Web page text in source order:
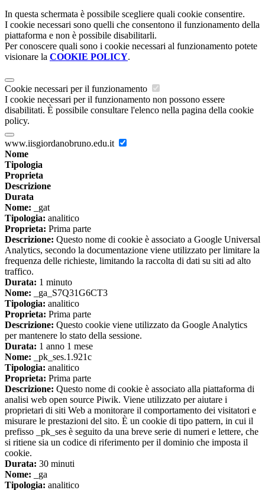
In questa schermata è possibile scegliere quali cookie consentire.
I cookie necessari sono quelli che consentono il funzionamento della
piattaforma e non è possibile disabilitarli.
Per conoscere quali sono i cookie necessari al funzionamento potete
visionare la COOKIE POLICY.
Cookie necessari per il funzionamento
I cookie necessari per il funzionamento non possono essere
disabilitati. È possibile consultare l'elenco nella pagina della cookie
policy.
www.iisgiordanobruno.edu.it
Nome
Tipologia
Proprieta
Descrizione
Durata
Nome: _gat
Tipologia: analitico
Proprieta: Prima parte
Descrizione: Questo nome di cookie è associato a Google Universal
Analytics, secondo la documentazione viene utilizzato per limitare la
frequenza delle richieste, limitando la raccolta di dati su siti ad alto
traffico.
Durata: 1 minuto
Nome: _ga_S7Q31G6CT3
Tipologia: analitico
Proprieta: Prima parte
Descrizione: Questo cookie viene utilizzato da Google Analytics
per mantenere lo stato della sessione.
Durata: 1 anno 1 mese
Nome: _pk_ses.1.921c
Tipologia: analitico
Proprieta: Prima parte
Descrizione: Questo nome di cookie è associato alla piattaforma di
analisi web open source Piwik. Viene utilizzato per aiutare i
proprietari di siti Web a monitorare il comportamento dei visitatori e
misurare le prestazioni del sito. È un cookie di tipo pattern, in cui il
prefisso _pk_ses è seguito da una breve serie di numeri e lettere, che
si ritiene sia un codice di riferimento per il dominio che imposta il
cookie.
Durata: 30 minuti
Nome: _ga
Tipologia: analitico